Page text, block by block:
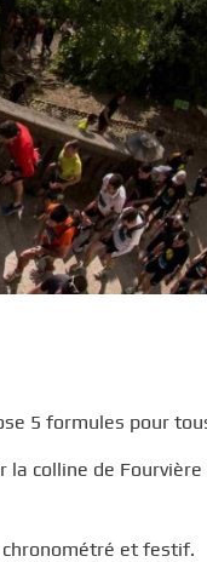
5 formules pour
la colline de Fourvière
chronométré et festif.